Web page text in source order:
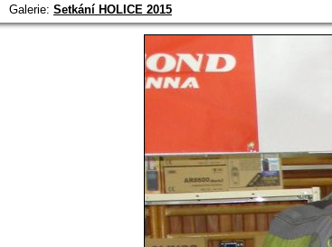
Galerie: Setkání HOLICE 2015